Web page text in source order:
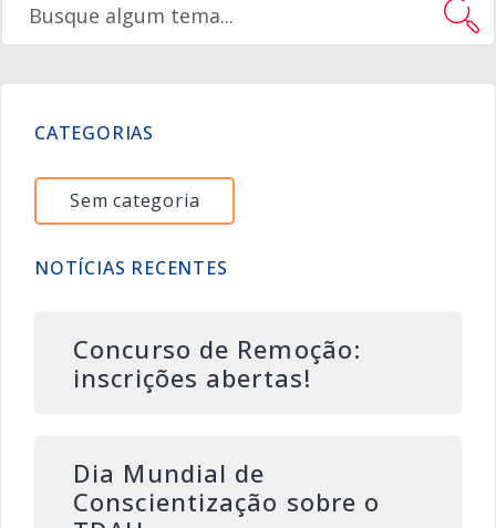
CATEGORIAS
Sem categoria
NOTÍCIAS RECENTES
Concurso de Remoção:
inscrições abertas!
Dia Mundial de
Conscientização sobre o